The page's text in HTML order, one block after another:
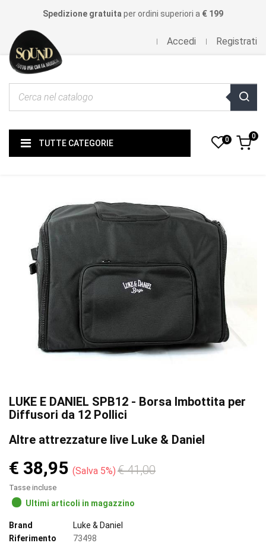
Spedizione gratuita per ordini superiori a € 199
Accedi Registrati
TUTTE CATEGORIE 0 0
LUKE E DANIEL SPB12 - Borsa Imbottita per
Diffusori da 12 Pollici
Altre attrezzature live Luke & Daniel
€ 38,95 Salva 5% € 41,00
Tasse incluse
Ultimi articoli in magazzino
Brand
Luke & Daniel
Riferimento
73498